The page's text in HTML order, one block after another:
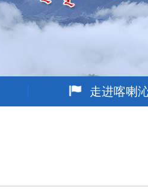
走进喀喇